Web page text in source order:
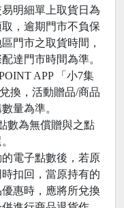
明細單上取貨日為
，逾期門市不負保
門市之取貨時間，
達門市時間為準。
APP 「小7集
換，活動贈品/商品
量為準。
數為無償贈與之點
電子點數後，若原
扣回，當原持有的
惠時，應將所兌換